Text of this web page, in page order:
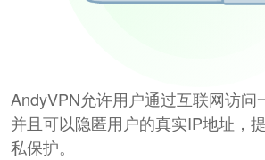
AndyVPN允许用户通过互联网访问
并且可以隐匿用户的真实IP地址，
私保护。